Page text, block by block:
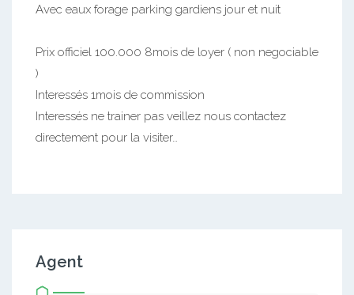
Avec eaux forage parking gardiens jour et nuit
Prix officiel 100.000 8mois de loyer ( non negociable
)
Interessés 1mois de commission
Interessés ne trainer pas veillez nous contactez
directement pour la visiter…
Agent